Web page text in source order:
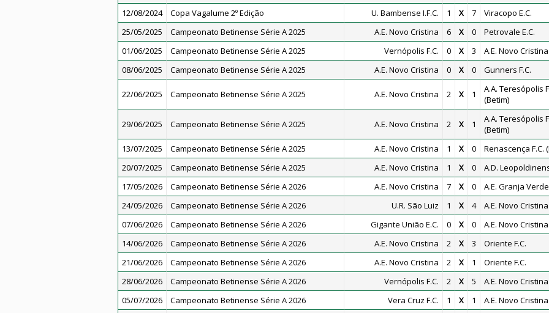
12/08/2024
Copa Vagalume 2º Edição U. Bambense I.F.C. 1 X 7
Viracopo E.C.
25/05/2025
Campeonato Betinense Série A 2025 A.E. Novo Cristina 6 X 0
Petrovale E.C.
01/06/2025
Campeonato Betinense Série A 2025 Vernópolis F.C. 0 X 3
A.E. Novo Cristina
08/06/2025
Campeonato Betinense Série A 2025 A.E. Novo Cristina 0 X 0 Gunners F.C.
22/06/2025 Campeonato Betinense Série A 2025 A.E. Novo Cristina 2 X 1
A.A. Teresópolis
(Betim)
29/06/2025 Campeonato Betinense Série A 2025 A.E. Novo Cristina 2 X 1
A.A. Teresópolis
(Betim)
13/07/2025
Campeonato Betinense Série A 2025 A.E. Novo Cristina 1 X 0
Renascença F.C.
20/07/2025
Campeonato Betinense Série A 2025 A.E. Novo Cristina 1 X 0
A.D.
17/05/2026
Campeonato Betinense Série A 2026 A.E. Novo Cristina 7 X 0
A.E. Granja Verde
24/05/2026
Campeonato Betinense Série A 2026 U.R. São Luiz 1 X 4
A.E. Novo Cristina
07/06/2026
Campeonato Betinense Série A 2026 Gigante União E.C. 0 X 0
A.E. Novo Cristina
14/06/2026
Campeonato Betinense Série A 2026 A.E. Novo Cristina 2 X 3
Oriente F.C.
21/06/2026
Campeonato Betinense Série A 2026 A.E. Novo Cristina 2 X 1
Oriente F.C.
28/06/2026
Campeonato Betinense Série A 2026 Vernópolis F.C. 2 X 5
A.E. Novo Cristina
05/07/2026
Campeonato Betinense Série A 2026 Vera Cruz F.C. 1 X 1 A.E. Novo Cristina